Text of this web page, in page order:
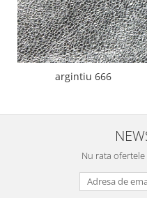
argintiu 666
Nu rata